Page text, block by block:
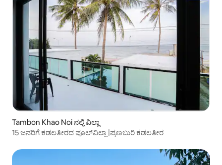
Tambon Khao Noi ನಲ್ಲಿ ವಿಲ್ಲಾ
15 ಜನರಿಗೆ ಕಡಲತೀರದ ಪೂಲ್‌ವಿಲ್ಲಾ |ಪ್ರಣಬುರಿ ಕಡಲತೀರ